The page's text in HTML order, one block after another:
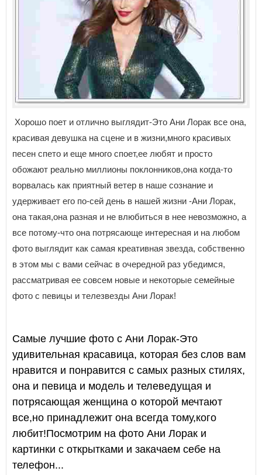
Хорошо поет и отлично выглядит-Это Ани Лорак все она,
красивая девушка на сцене и в жизни,много красивых
песен спето и еще много споет,ее любят и просто
обожают реально миллионы поклонников,она когда-то
ворвалась как приятный ветер в наше сознание и
удерживает его по-сей день в нашей жизни -Ани Лорак,
она такая,она разная и не влюбиться в нее невозможно, а
все потому-что она потрясающе интересная и на любом
фото выглядит как самая креативная звезда, собственно
в этом мы с вами сейчас в очередной раз убедимся,
рассматривая ее совсем новые и некоторые семейные
фото с певицы и телезвезды Ани Лорак!
Самые лучшие фото с Ани Лорак-Это
удивительная красавица, которая без слов вам
нравится и понравится с самых разных стилях,
она и певица и модель и телеведущая и
потрясающая женщина о которой мечтают
все,но принадлежит она всегда тому,кого
любит!Посмотрим на фото Ани Лорак и
картинки с открытками и закачаем себе на
телефон...